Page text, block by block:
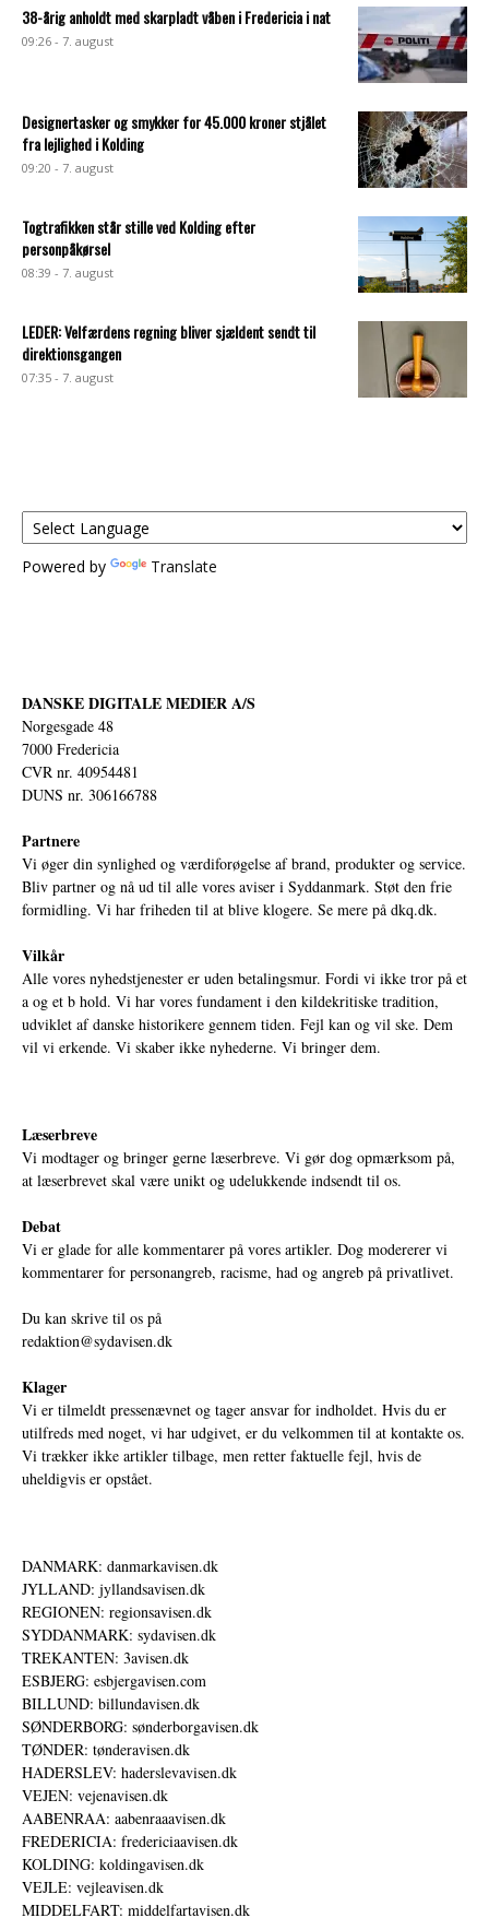
38-årig anholdt med skarpladt våben i Fredericia i nat
09:26 - 7. august
Designertasker og smykker for 45.000 kroner stjålet
fra lejlighed i Kolding
09:20 - 7. august
Togtrafikken står stille ved Kolding efter
personpåkørsel
08:39 - 7. august
LEDER: Velfærdens regning bliver sjældent sendt til
direktionsgangen
07:35 - 7. august
Powered by Translate
DANSKE DIGITALE MEDIER A/S
Norgesgade 48
7000 Fredericia
CVR nr. 40954481
DUNS nr. 306166788
Partnere
Vi øger din synlighed og værdiforøgelse af brand, produkter og service.
Bliv partner og nå ud til alle vores aviser i Syddanmark. Støt den frie
formidling. Vi har friheden til at blive klogere. Se mere på dkq.dk.
Vilkår
Alle vores nyhedstjenester er uden betalingsmur. Fordi vi ikke tror på et
a og et b hold. Vi har vores fundament i den kildekritiske tradition,
udviklet af danske historikere gennem tiden. Fejl kan og vil ske. Dem
vil vi erkende. Vi skaber ikke nyhederne. Vi bringer dem.
Læserbreve
Vi modtager og bringer gerne læserbreve. Vi gør dog opmærksom på,
at læserbrevet skal være unikt og udelukkende indsendt til os.
Debat
Vi er glade for alle kommentarer på vores artikler. Dog modererer vi
kommentarer for personangreb, racisme, had og angreb på privatlivet.
Du kan skrive til os på
redaktion@sydavisen.dk
Klager
Vi er tilmeldt pressenævnet og tager ansvar for indholdet. Hvis du er
utilfreds med noget, vi har udgivet, er du velkommen til at kontakte os.
Vi trækker ikke artikler tilbage, men retter faktuelle fejl, hvis de
uheldigvis er opstået.
DANMARK: danmarkavisen.dk
JYLLAND: jyllandsavisen.dk
REGIONEN: regionsavisen.dk
SYDDANMARK: sydavisen.dk
TREKANTEN: 3avisen.dk
ESBJERG: esbjergavisen.com
BILLUND: billundavisen.dk
SØNDERBORG: sønderborgavisen.dk
TØNDER: tønderavisen.dk
HADERSLEV: haderslevavisen.dk
VEJEN: vejenavisen.dk
AABENRAA: aabenraaavisen.dk
FREDERICIA: fredericiaavisen.dk
KOLDING: koldingavisen.dk
VEJLE: vejleavisen.dk
MIDDELFART: middelfartavisen.dk